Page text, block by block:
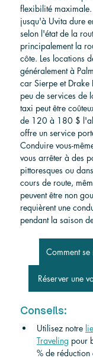
flexibilité
jusqu'à Uvita dure
selon l'état de la
principalement la
côte. Les locations
généralement à
car Sierpe et Drake
peu de services de
taxi peut être
de 120 à 180 $
offre un service
Conduire vous-
vous arrêter à des
pittoresques ou
cours de route,
peuvent être non
requièrent une
pendant la saison
Comment
Réserver une
Conseils:
Utilisez notre
Traveling pour
% de